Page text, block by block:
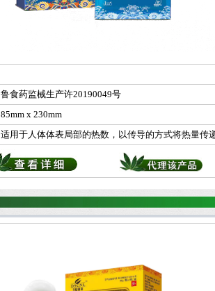
鲁食药监械生产许20190049号
85mm x 230mm